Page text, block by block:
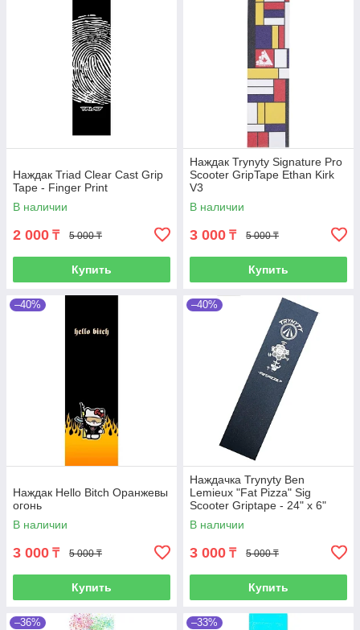
Наждак Triad Clear Cast Grip
Tape - Finger Print
В наличии
2 000 ₸ 5 000 ₸
Купить
Наждак Trynyty Signature Pro
Scooter GripTape Ethan Kirk
V3
В наличии
3 000 ₸ 5 000 ₸
Купить
–40%
Наждак Hello Bitch Оранжевы
огонь
В наличии
3 000 ₸ 5 000 ₸
Купить
–40%
Наждачка Trynyty Ben
Lemieux "Fat Pizza" Sig
Scooter Griptape - 24" x 6"
В наличии
3 000 ₸ 5 000 ₸
Купить
–36% –33%